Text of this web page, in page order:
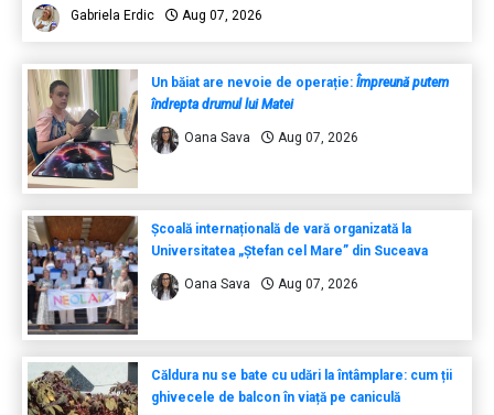
Gabriela Erdic Aug 07, 2026
Un băiat are nevoie de operație: Împreună putem
îndrepta drumul lui Matei
Oana Sava Aug 07, 2026
Școală internațională de vară organizată la
Universitatea „Ștefan cel Mare” din Suceava
Oana Sava Aug 07, 2026
Căldura nu se bate cu udări la întâmplare: cum ții
ghivecele de balcon în viață pe caniculă